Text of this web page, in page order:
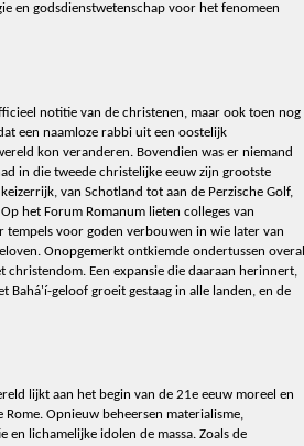
en godsdienstwetenschap voor het fenomeen
notitie van de christenen, maar ook toen nog
een naamloze rabbi uit een oostelijk
kon veranderen. Bovendien was er niemand
in die tweede christelijke eeuw zijn grootste
van Schotland tot aan de Perzische Golf,
het Forum Romanum lieten colleges van
tempels voor goden verbouwen in wie later van
Onopgemerkt ontkiemde ondertussen overal
christendom. Een expansie die daaraan herinnert,
Bahá'í-geloof groeit gestaag in alle landen, en de
lijkt aan het begin van de 21e eeuw moreel en
Opnieuw beheersen materialisme,
en lichamelijke idolen de massa. Zoals de